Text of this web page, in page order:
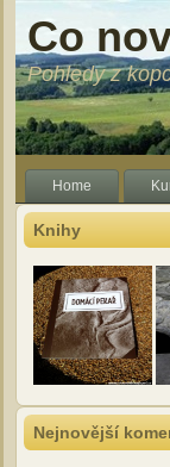
Co
Pohledy z
Home
Knihy
Nejnovější